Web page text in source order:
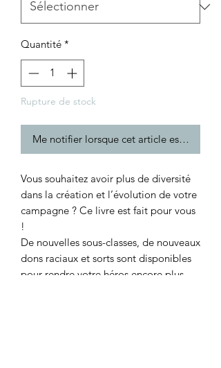
Quantité *
Rupture de stock
Me notifier lorsque cet article est
Vous souhaitez avoir plus de diversité
dans la création et l’évolution de votre
campagne ? Ce livre est fait pour vous
!
De nouvelles sous-classes, de nouveaux
dons raciaux et sorts sont disponibles
pour rendre votre héros encore plus